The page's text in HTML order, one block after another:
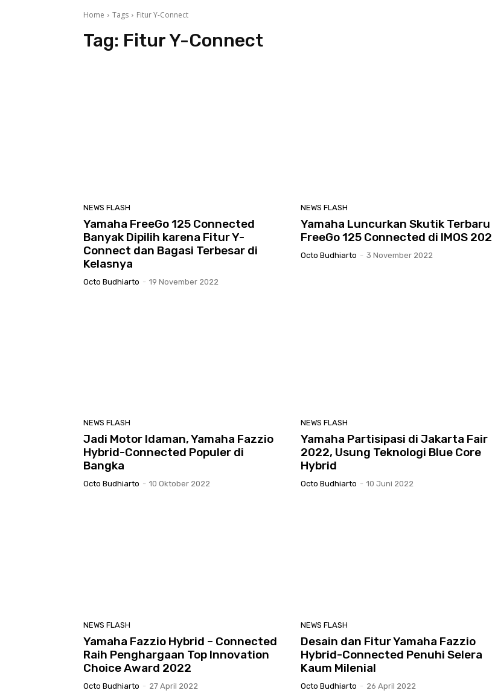
Home Tags Fitur Y-Connect
Tag: Fitur Y-Connect
NEWS FLASH
Yamaha FreeGo 125 Connected
Banyak Dipilih karena Fitur Y-
Connect dan Bagasi Terbesar di
Kelasnya
Octo Budhiarto - 19 November 2022
NEWS FLASH
Yamaha Luncurkan Skutik Terbaru
FreeGo 125 Connected di IMOS
Octo Budhiarto - 3 November 2022
NEWS FLASH
Jadi Motor Idaman, Yamaha Fazzio
Hybrid-Connected Populer di
Bangka
Octo Budhiarto - 10 Oktober 2022
NEWS FLASH
Yamaha Partisipasi di Jakarta Fair
2022, Usung Teknologi Blue Core
Hybrid
Octo Budhiarto - 10 Juni 2022
NEWS FLASH
Yamaha Fazzio Hybrid – Connected
Raih Penghargaan Top Innovation
Choice Award 2022
Octo Budhiarto - 27 April 2022
NEWS FLASH
Desain dan Fitur Yamaha Fazzio
Hybrid-Connected Penuhi Selera
Kaum Milenial
Octo Budhiarto - 26 April 2022